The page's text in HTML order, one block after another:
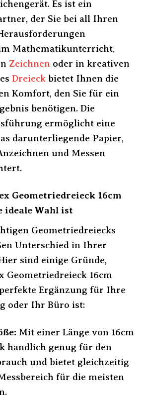
Es ist ein
der Sie bei all Ihren
Mathematikunterricht,
Zeichnen oder in kreativen
Dreieck bietet Ihnen die
Komfort, den Sie für ein
benötigen. Die
ermöglicht eine
darunterliegende Papier,
und Messen
Geometriedreieck 16cm
ideale Wahl ist
Geometriedreiecks
Unterschied in Ihrer
sind einige Gründe,
Geometriedreieck 16cm
Ergänzung für Ihre
oder Ihr Büro ist:
Mit einer Länge von 16cm
handlich genug für den
und bietet gleichzeitig
für die meisten